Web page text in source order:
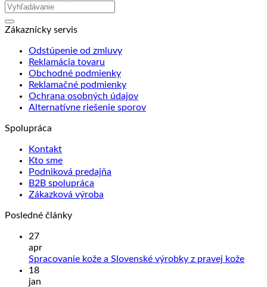
Zákaznícky servis
Odstúpenie od zmluvy
Reklamácia tovaru
Obchodné podmienky
Reklamačné podmienky
Ochrana osobných údajov
Alternatívne riešenie sporov
Spolupráca
Kontakt
Kto sme
Podniková predajňa
B2B spolupráca
Zákazková výroba
Posledné články
27
apr
Spracovanie kože a Slovenské výrobky z pravej kože
18
jan